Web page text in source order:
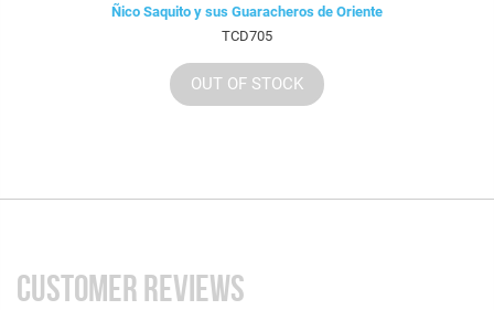
Ñico Saquito y sus Guaracheros de Oriente
TCD705
OUT OF STOCK
CUSTOMER REVIEWS